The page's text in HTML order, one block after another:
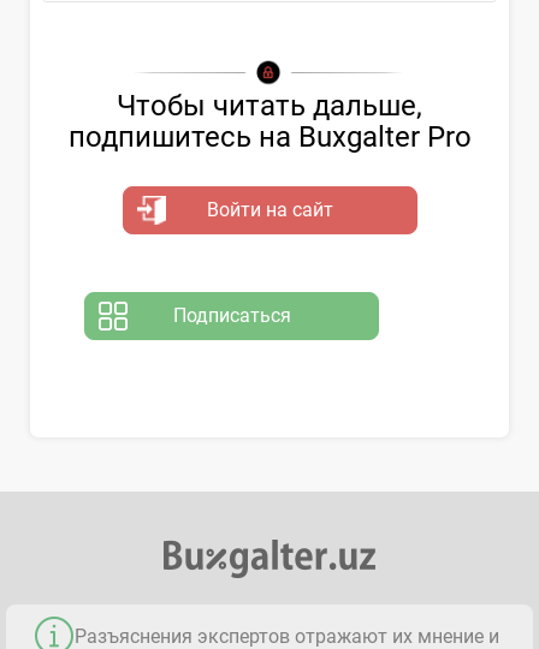
Чтобы читать дальше,
подпишитесь на Buxgalter Pro
Войти на сайт
Подписаться
Разъяснения экспертов отражают их мнение и